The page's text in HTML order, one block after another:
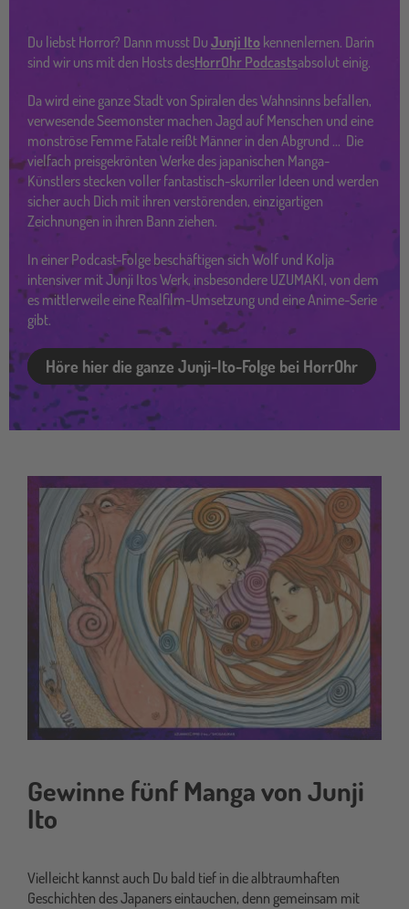
Du liebst Horror? Dann musst Du Junji Ito kennenlernen. Darin
sind wir uns mit den Hosts desHorrOhr Podcastsabsolut einig.
Da wird eine ganze Stadt von Spiralen des Wahnsinns befallen,
verwesende Seemonster machen Jagd auf Menschen und eine
monströse Femme Fatale reißt Männer in den Abgrund ... Die
vielfach preisgekrönten Werke des japanischen Manga-
Künstlers stecken voller fantastisch-skurriler Ideen und werden
sicher auch Dich mit ihren verstörenden, einzigartigen
Zeichnungen in ihren Bann ziehen.
In einer Podcast-Folge beschäftigen sich Wolf und Kolja
intensiver mit Junji Itos Werk, insbesondere UZUMAKI, von dem
es mittlerweile eine Realfilm-Umsetzung und eine Anime-Serie
gibt.
Höre hier die ganze Junji-Ito-Folge bei HorrOhr
Gewinne fünf Manga von Junji
Ito
Vielleicht kannst auch Du bald tief in die albtraumhaften
Geschichten des Japaners eintauchen, denn gemeinsam mit